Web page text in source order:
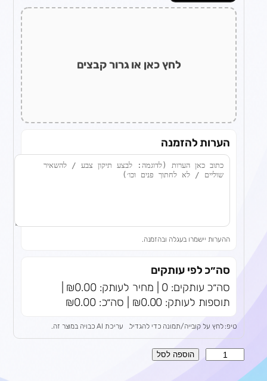
מ
לחץ כאן או גרור קבצים
הערות להזמנה
ההערות יישמרו בעגלה ובהזמנה.
סה״כ לפי עותקים
סה״כ עותקים: 0 | מחיר לעותק: ₪0.00 |
תוספות לעותק: ₪0.00 | סה״כ: ₪0.00
טיפ: לחץ על קובייה/תמונה כדי להגדיל. עריכת AI כבויה במוצר זה.
הוספה לסל